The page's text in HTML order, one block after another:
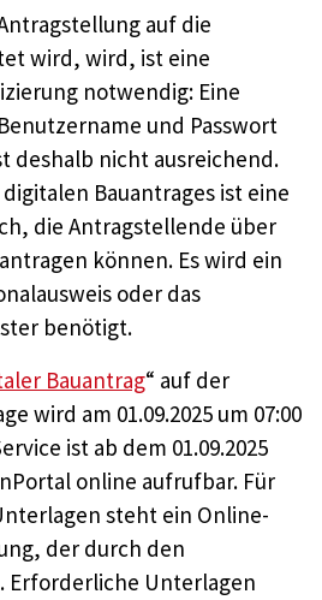
auf die
wird, wird, ist eine
notwendig: Eine
und Passwort
deshalb nicht ausreichend.
Bauantrages ist eine
die Antragstellende über
können. Es wird ein
oder das
benötigt.
Bauantrag“ auf der
wird am 01.09.2025 um 07:00
ist ab dem 01.09.2025
online aufrufbar. Für
steht ein Online-
der durch den
Erforderliche Unterlagen